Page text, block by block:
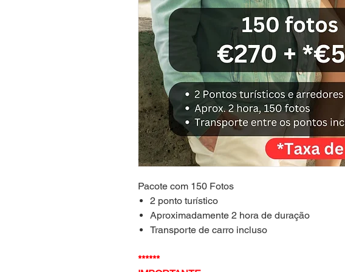
Pacote com 150 Fotos
2 ponto turístico
Aproximadamente 2 hora de duração
Transporte de carro incluso
******